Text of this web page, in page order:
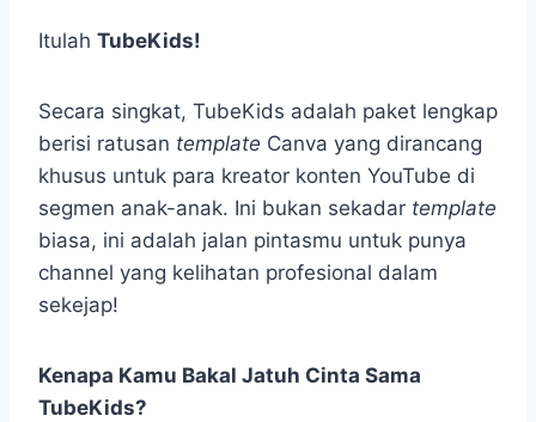
Itulah TubeKids!
Secara singkat, TubeKids adalah paket lengkap
berisi ratusan template Canva yang dirancang
khusus untuk para kreator konten YouTube di
segmen anak-anak. Ini bukan sekadar template
biasa, ini adalah jalan pintasmu untuk punya
channel yang kelihatan profesional dalam
sekejap!
Kenapa Kamu Bakal Jatuh Cinta Sama
TubeKids?